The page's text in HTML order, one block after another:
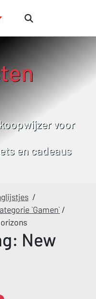
voor
en cadeaus
/
`Gamen` /
New